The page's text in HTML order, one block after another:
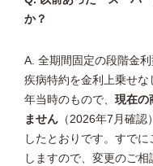
か？
A. 全期間固定の段階金
疾病特約を金利上乗せ
年当時のもので、 現在の
ません （2026年7月確
したとおりです。すで
しますので、変更のご相